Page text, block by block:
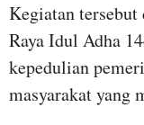
Kegiatan
Raya Idul Adha
kepedulian
masyarakat yang